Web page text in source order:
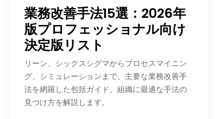
業務改善手法15選：2026年
版プロフェッショナル向け
決定版リスト
リーン、シックスシグマからプロセスマイニン
グ、シミュレーションまで、主要な業務改善手
法を網羅した包括ガイド。組織に最適な手法の
見つけ方を解説します。